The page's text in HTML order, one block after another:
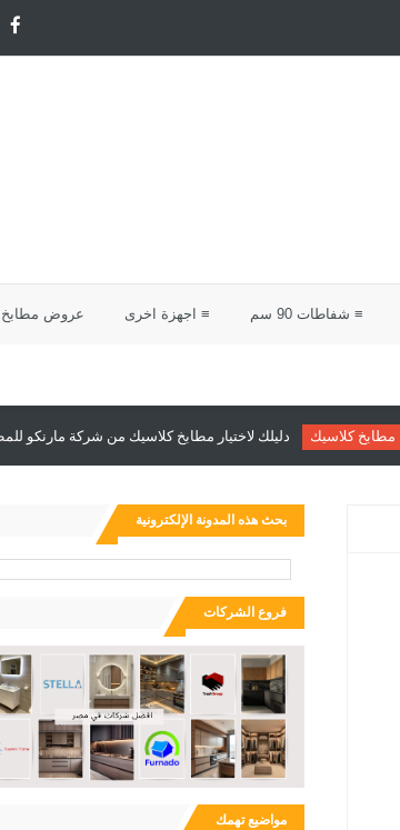
≡ شفاطات 90 سم ≡ اجهزة اخرى عروض مطابخ
دليلك لاختيار مطابخ كلاسيك من شركة مارنكو للمطابخ والدريسنج روم
بحث هذه المدونة الإلكترونية
فروع الشركات
مواضيع تهمك